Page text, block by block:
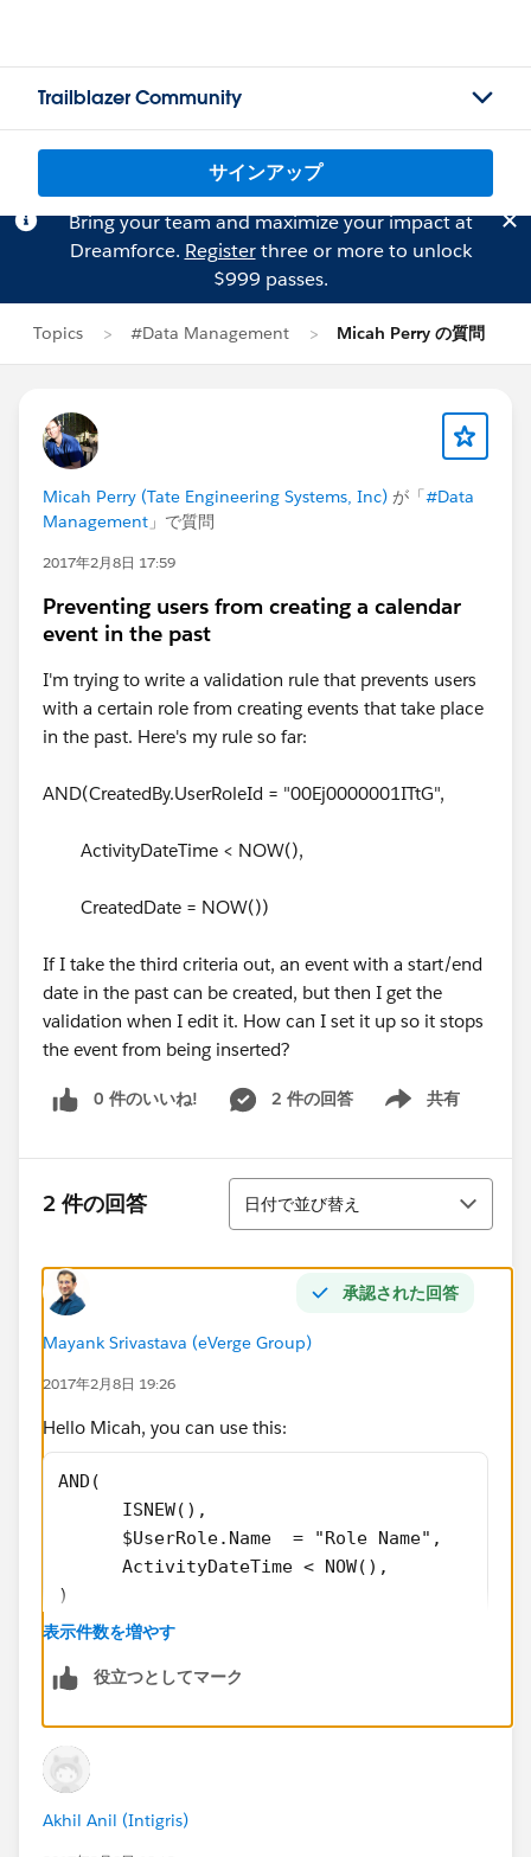
Trailblazer Community
サインアップ
Bring your team and maximize your impact at
Dreamforce. Registerthree or more to unlock
$999 passes.
Topics #Data Management Micah Perry の質問
Micah Perry (Tate Engineering Systems, Inc) が「#Data
Management 」で質問
2017年2月8日 17:59
Preventing users from creating a calendar
event in the past
I'm trying to write a validation rule that prevents users
with a certain role from creating events that take place
in the past. Here's my rule so far:
AND(CreatedBy.UserRoleId = "00Ej0000001ITtG",
ActivityDateTime < NOW(),
CreatedDate = NOW())
If I take the third criteria out, an event with a start/end
date in the past can be created, but then I get the
validation when I edit it. How can I set it up so it stops
the event from being inserted?
0 件のいいね! 2 件の回答 共有
Show menu
2 件の回答
並び替え
日付で並び替え
承認された回答
Mayank Srivastava (eVerge Group)
2017年2月8日 19:26
Hello Micah, you can use this:
AND(
ISNEW(),
$UserRole.Name  = "Role Name",
      ActivityDateTime < NOW(),
)
ISNEW() function ensures that the rule only fires
The only other piece of advice I have for you is to
always use Name/Developer Name (API) for the
field names instead of harcoding ID's since ID's
change between environments and that can cause
表示件数を増やす
役立つとしてマーク
Akhil Anil (Intigris)